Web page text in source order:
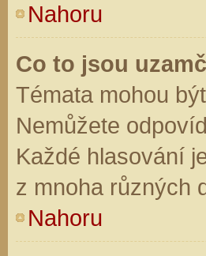
Nahoru
Co to jsou
Témata mohou
Nemůžete
Každé hlasování
z mnoha různých
Nahoru